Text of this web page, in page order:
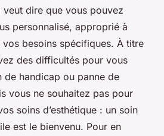
veut dire que vous pouvez
personnalisé, approprié à
besoins spécifiques. À titre
des difficultés pour vous
de handicap ou panne de
vous ne souhaitez pas pour
soins d’esthétique : un soin
est le bienvenu. Pour en